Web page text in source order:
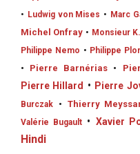
• Ludwig von Mises • Marc
Michel Onfray • Monsieur K.
Philippe Nemo • Philippe
•
Pierre Barnérias •
Pierre Hillard
• Pierre
Burczak
• Thierry
Valérie Bugault • Xavier
Hindi